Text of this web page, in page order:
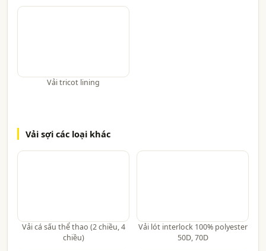
Vải tricot lining
Vải sợi các loại khác
Vải cá sấu thể thao (2 chiều, 4
chiều)
Vải lót interlock 100% polyester
50D, 70D